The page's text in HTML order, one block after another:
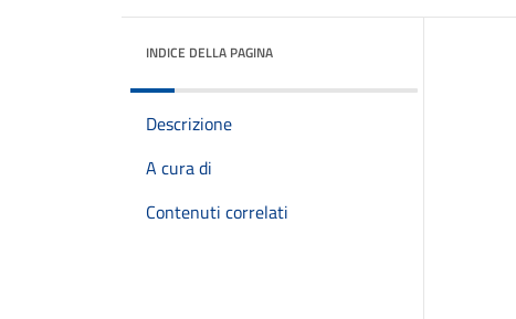
INDICE DELLA PAGINA
Descrizione
A cura di
Contenuti correlati